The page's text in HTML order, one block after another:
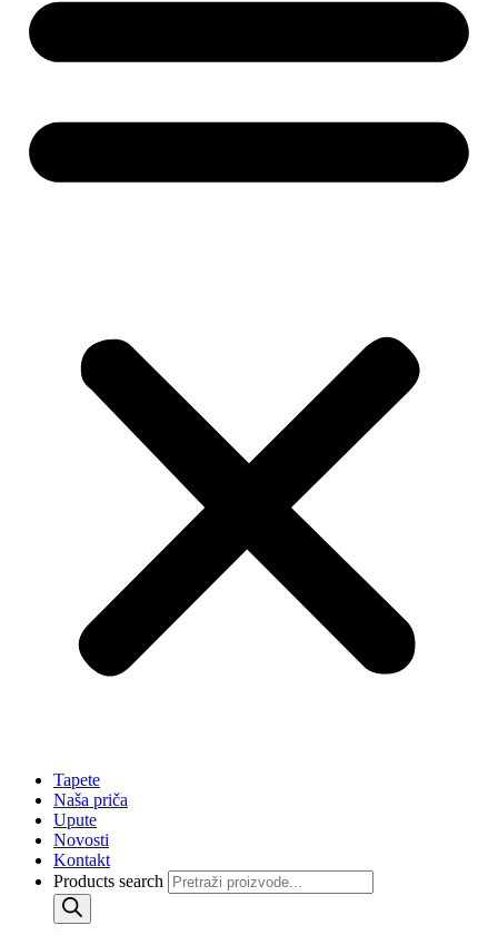
Tapete
Naša priča
Upute
Novosti
Kontakt
Products search